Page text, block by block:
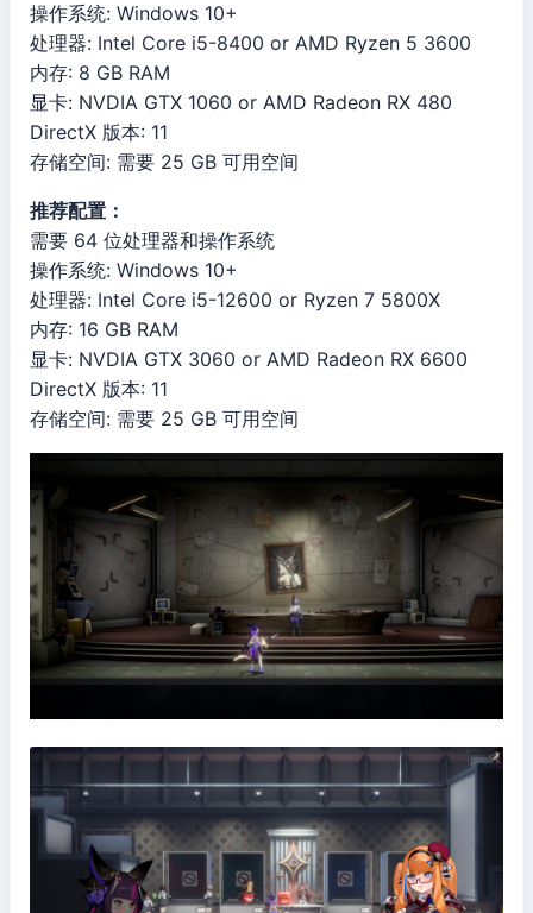
操作系统: Windows 10+
处理器: Intel Core i5-8400 or AMD Ryzen 5 3600
内存: 8 GB RAM
显卡: NVDIA GTX 1060 or AMD Radeon RX 480
DirectX 版本: 11
存储空间: 需要 25 GB 可用空间
推荐配置：
需要 64 位处理器和操作系统
操作系统: Windows 10+
处理器: Intel Core i5-12600 or Ryzen 7 5800X
内存: 16 GB RAM
显卡: NVDIA GTX 3060 or AMD Radeon RX 6600
DirectX 版本: 11
存储空间: 需要 25 GB 可用空间